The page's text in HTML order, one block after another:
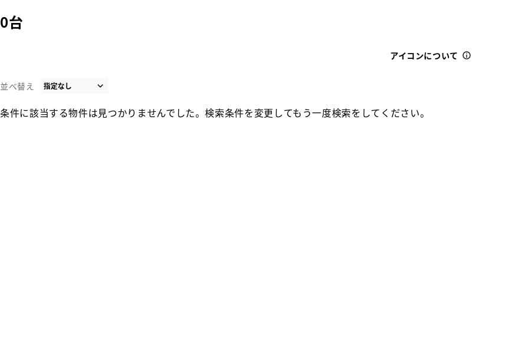
0台
アイコンについて
並べ替え
条件に該当する物件は見つかりませんでした。検索条件を変更してもう一度検索をしてください。